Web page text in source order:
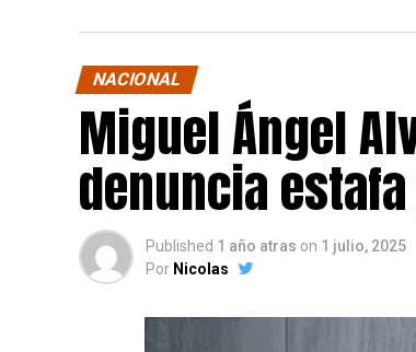
NACIONAL
Miguel Ángel
denuncia
Published 1 año atras on 1 julio, 2025
Por Nicolas